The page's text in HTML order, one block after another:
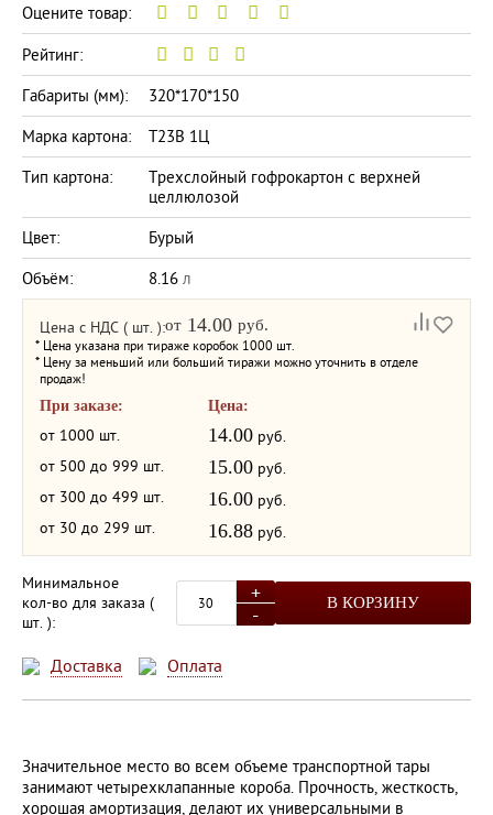
Оцените товар:
Рейтинг:
Габариты (мм):
320*170*150
Марка картона:
Т23В 1Ц
Тип картона:
Трехслойный гофрокартон с верхней
целлюлозой
Цвет:
Бурый
Объём:
8.16 л
Цена с НДС ( шт. ):от 14.00 руб.
* Цена указана при тираже коробок 1000 шт.
* Цену за меньший или больший тиражи можно уточнить в отделе
продаж!
При заказе:
от 1000 шт.
от 500 до 999 шт.
от 300 до 499 шт.
от 30 до 299 шт.
Цена:
14.00 руб.
15.00 руб.
16.00 руб.
16.88 руб.
Минимальное
кол-во для заказа (
шт. ):
+
-
В КОРЗИНУ
Доставка Оплата
Значительное место во всем объеме транспортной тары
занимают четырехклапанные короба. Прочность, жесткость,
хорошая амортизация, делают их универсальными в